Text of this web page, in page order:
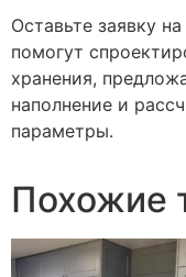
Оставьте заявку
помогут
хранения,
наполнение и
параметры.
Похожие